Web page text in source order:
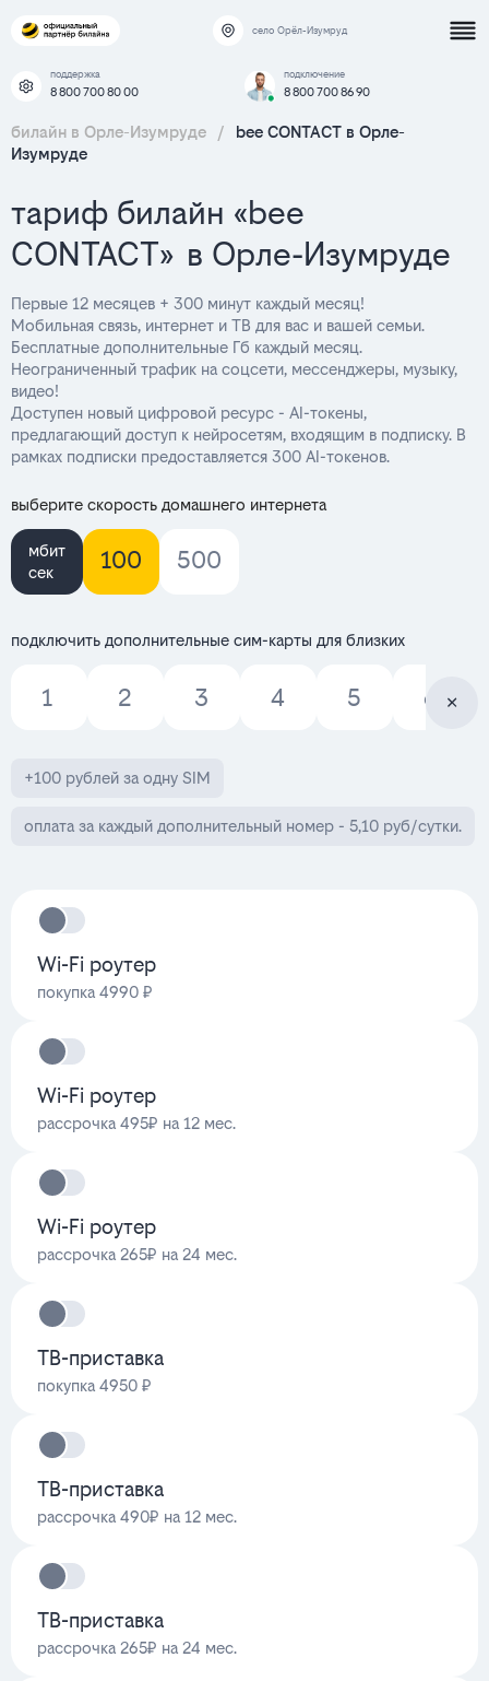
село Орёл-Изумруд
поддержка
8 800 700 80 00
подключение
8 800 700 86 90
билайн в Орле-Изумруде /
bee CONTACT в Орле-
Изумруде
тариф билайн «bee
CONTACT» в Орле-Изумруде
Первые 12 месяцев + 300 минут каждый месяц!
Мобильная связь, интернет и ТВ для вас и вашей семьи.
Бесплатные дополнительные Гб каждый месяц.
Неограниченный трафик на соцсети, мессенджеры, музыку,
видео!
Доступен новый цифровой ресурс - AI-токены,
предлагающий доступ к нейросетям, входящим в подписку. В
рамках подписки предоставляется 300 AI-токенов.
выберите скорость домашнего интернета
мбит
сек
100 500
подключить дополнительные сим-карты для близких
1 2 3 4 5 6
+100 рублей за одну SIM
оплата за каждый дополнительный номер - 5,10 руб/сутки.
Wi-Fi роутер
покупка 4990 ₽
Wi-Fi роутер
рассрочка 495₽ на 12 мес.
Wi-Fi роутер
рассрочка 265₽ на 24 мес.
ТВ-приставка
покупка 4950 ₽
ТВ-приставка
рассрочка 490₽ на 12 мес.
ТВ-приставка
рассрочка 265₽ на 24 мес.